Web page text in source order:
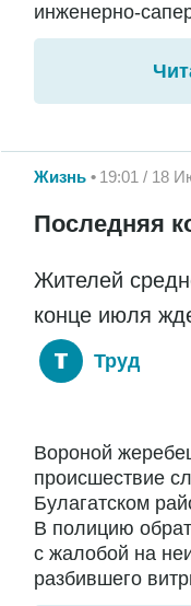
инженерно-
Жизнь 19:01 / 18
Последняя
Жителей
конце июля
Труд
Вороной
происшествие
Булагатском
В полицию
с жалобой на
разбившего